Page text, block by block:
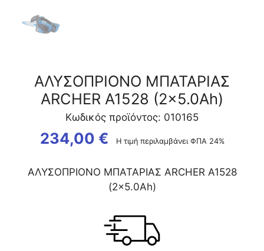
ΑΛΥΣΟΠΡΙΟΝΟ ΜΠΑΤΑΡΙΑΣ
ARCHER Α1528 (2×5.0Ah)
Κωδικός προϊόντος: 010165
234,00 € Η τιμή περιλαμβάνει ΦΠΑ 24%
ΑΛΥΣΟΠΡΙΟΝΟ ΜΠΑΤΑΡΙΑΣ ARCHER Α1528
(2×5.0Ah)